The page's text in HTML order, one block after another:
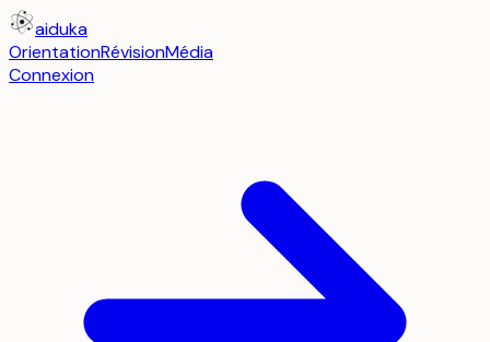
aiduka
OrientationRévisionMédia
Connexion